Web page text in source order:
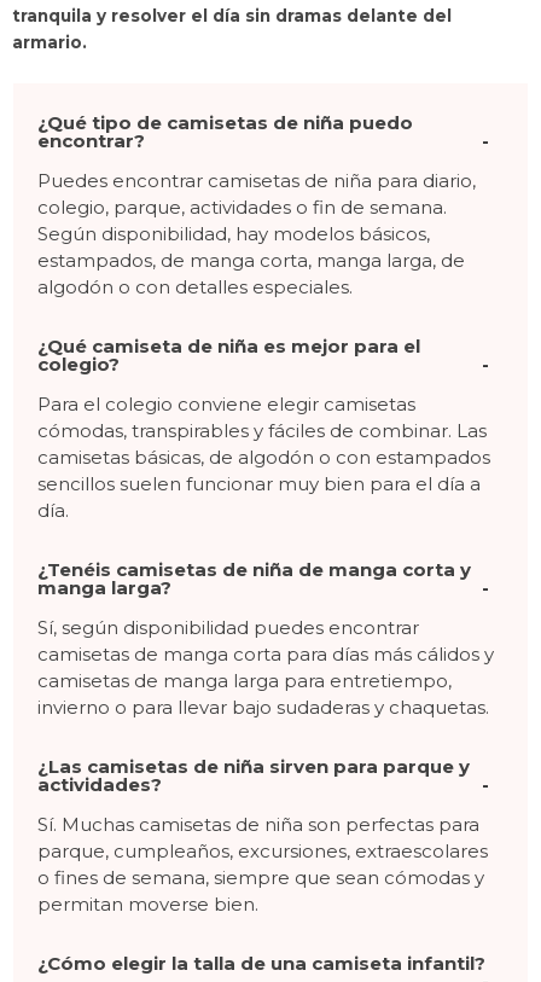
tranquila y resolver el día sin dramas delante del
armario.
¿Qué tipo de camisetas de niña puedo
encontrar?
Puedes encontrar camisetas de niña para diario,
colegio, parque, actividades o fin de semana.
Según disponibilidad, hay modelos básicos,
estampados, de manga corta, manga larga, de
algodón o con detalles especiales.
¿Qué camiseta de niña es mejor para el
colegio?
Para el colegio conviene elegir camisetas
cómodas, transpirables y fáciles de combinar. Las
camisetas básicas, de algodón o con estampados
sencillos suelen funcionar muy bien para el día a
día.
¿Tenéis camisetas de niña de manga corta y
manga larga?
Sí, según disponibilidad puedes encontrar
camisetas de manga corta para días más cálidos y
camisetas de manga larga para entretiempo,
invierno o para llevar bajo sudaderas y chaquetas.
¿Las camisetas de niña sirven para parque y
actividades?
Sí. Muchas camisetas de niña son perfectas para
parque, cumpleaños, excursiones, extraescolares
o fines de semana, siempre que sean cómodas y
permitan moverse bien.
¿Cómo elegir la talla de una camiseta infantil?